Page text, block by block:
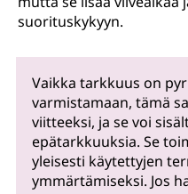
suorituskykyyn.
Vaikka tarkkuus on
varmistamaan, tämä
viitteeksi, ja se voi
epätarkkuuksia. Se
yleisesti käytettyjen
ymmärtämiseksi. Jos